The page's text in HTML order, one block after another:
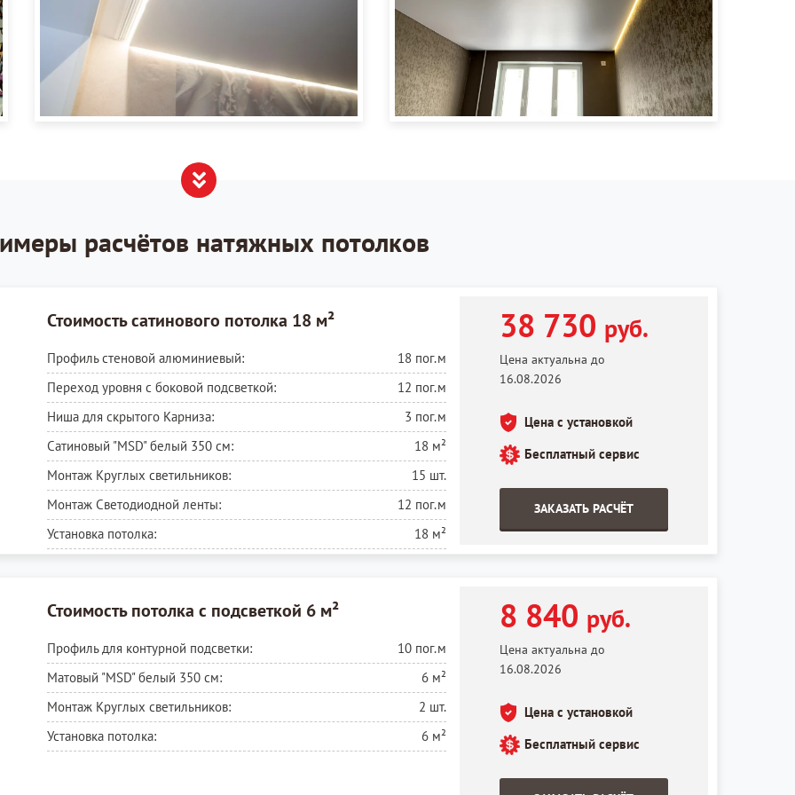
расчётов натяжных потолков
Стоимость сатинового потолка 18 м²
Профиль стеновой алюминиевый:
18 пог.м
Переход уровня с боковой подсветкой:
12 пог.м
Ниша для скрытого Карниза:
3 пог.м
Сатиновый "MSD" белый 350 см:
18 м²
Монтаж Круглых светильников:
15 шт.
Монтаж Светодиодной ленты:
12 пог.м
Установка потолка:
18 м²
38 730 руб.
Цена актуальна до
16.08.2026
Цена с установкой
Бесплатный сервис
ЗАКАЗАТЬ РАСЧЁТ
Стоимость потолка с подсветкой 6 м²
Профиль для контурной подсветки:
10 пог.м
Матовый "MSD"белый 350 см:
6 м²
Монтаж Круглых светильников:
2 шт.
Установка потолка:
6 м²
8 840 руб.
Цена актуальна до
16.08.2026
Цена с установкой
Бесплатный сервис